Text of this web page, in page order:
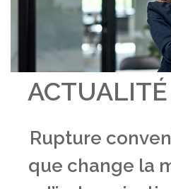
Rupture
que change la